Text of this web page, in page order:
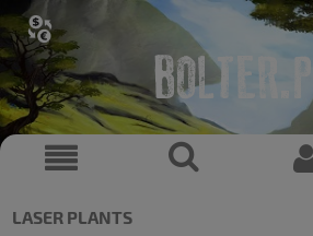
LASER PLANTS